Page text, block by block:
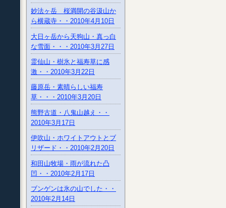
妙法ヶ岳 桜満開の谷汲山か
ら横蔵寺・・2010年4月10日
大日ヶ岳から天狗山・真っ白
な雪面・・・2010年3月27日
霊仙山・樹氷と福寿草に感
激・・2010年3月22日
藤原岳・素晴らしい福寿
草・・・2010年3月20日
熊野古道・八鬼山越え・・
2010年3月17日
伊吹山・ホワイトアウトとブ
リザード・・2010年2月20日
和田山牧場・雨が流れた凸
凹・・2010年2月17日
ブンゲンは氷の山でした・・
2010年2月14日